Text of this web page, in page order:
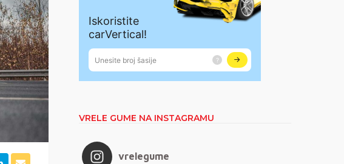
VRELE GUME NA INSTAGRAMU
vrelegume